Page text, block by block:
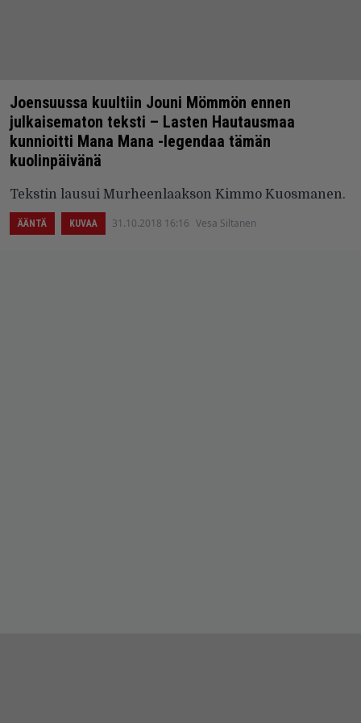
Joensuussa kuultiin Jouni Mömmön ennen
julkaisematon teksti – Lasten Hautausmaa
kunnioitti Mana Mana -legendaa tämän
kuolinpäivänä
Tekstin lausui Murheenlaakson Kimmo Kuosmanen.
ÄÄNTÄ KUVAA 31.10.2018 16:16 Vesa Siltanen